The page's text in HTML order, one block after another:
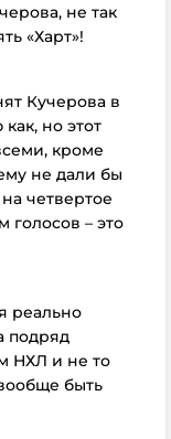
не так
«Харт»!
Кучерова в
но этот
кроме
не дали бы
четвертое
голосов – это
реально
подряд
НХЛ и не то
быть